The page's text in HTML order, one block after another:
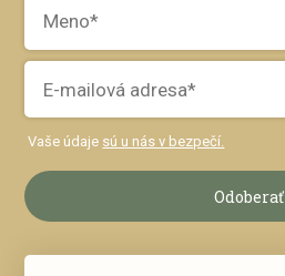
Vaše údaje sú u nás v bezpečí.
Odoberať